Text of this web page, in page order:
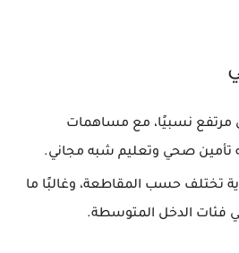
مرتفع نسبيًا، مع مساهمات
تأمين صحي وتعليم شبه مجاني.
تختلف حسب المقاطعة، وغالبًا ما
فئات الدخل المتوسطة.